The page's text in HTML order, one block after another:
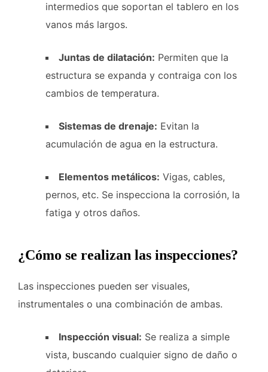
intermedios que soportan el tablero en los
vanos más largos.
Juntas de dilatación: Permiten que la
estructura se expanda y contraiga con los
cambios de temperatura.
Sistemas de drenaje: Evitan la
acumulación de agua en la estructura.
Elementos metálicos: Vigas, cables,
pernos, etc. Se inspecciona la corrosión, la
fatiga y otros daños.
¿Cómo se realizan las inspecciones?
Las inspecciones pueden ser visuales,
instrumentales o una combinación de ambas.
Inspección visual: Se realiza a simple
vista, buscando cualquier signo de daño o